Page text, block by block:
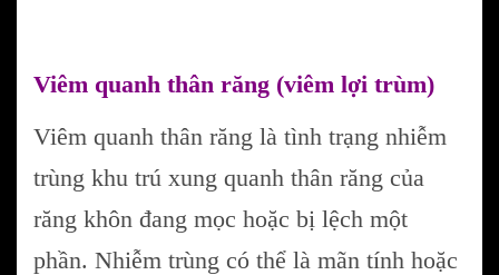
Viêm quanh thân răng (viêm lợi trùm)
Viêm quanh thân răng là tình trạng nhiễm
trùng khu trú xung quanh thân răng của
răng khôn đang mọc hoặc bị lệch một
phần. Nhiễm trùng có thể là mãn tính hoặc